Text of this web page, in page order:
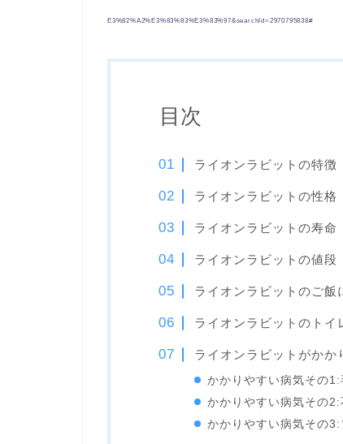
E3%82%A2%E3%83%83%E3%83%97&searchId=2970795838#
目次
ライオンラビットの特徴
ライオンラビットの性格
ライオンラビットの寿命
ライオンラビットの値段
ライオンラビットのご飯
ライオンラビットのトイ
ライオンラビットがかか
かかりやすい病気その1:
かかりやすい病気その2:
かかりやすい病気その3: